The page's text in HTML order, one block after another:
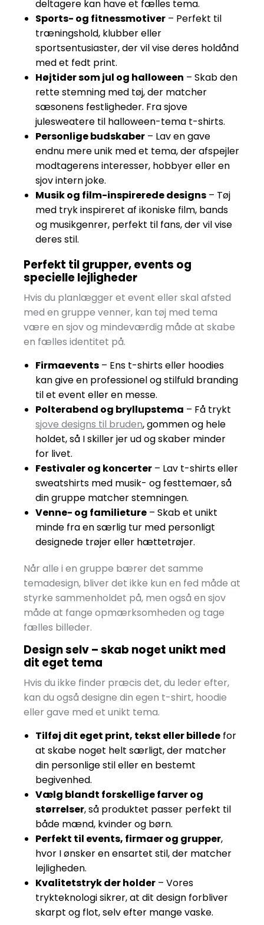
deltagere kan have et fælles tema.
Sports- og fitnessmotiver – Perfekt til
træningshold, klubber eller
sportsentusiaster, der vil vise deres holdånd
med et fedt print.
Højtider som jul og halloween – Skab den
rette stemning med tøj, der matcher
sæsonens festligheder. Fra sjove
julesweatere til halloween-tema t-shirts.
Personlige budskaber – Lav en gave
endnu mere unik med et tema, der afspejler
modtagerens interesser, hobbyer eller en
sjov intern joke.
Musik og film-inspirerede designs – Tøj
med tryk inspireret af ikoniske film, bands
og musikgenrer, perfekt til fans, der vil vise
deres stil.
Perfekt til grupper, events og
specielle lejligheder
Hvis du planlægger et event eller skal afsted
med en gruppe venner, kan tøj med tema
være en sjov og mindeværdig måde at skabe
en fælles identitet på.
Firmaevents – Ens t-shirts eller hoodies
kan give en professionel og stilfuld branding
til et event eller en messe.
Polterabend og bryllupstema – Få trykt
sjove designs til bruden, gommen og hele
holdet, så I skiller jer ud og skaber minder
for livet.
Festivaler og koncerter – Lav t-shirts eller
sweatshirts med musik- og festtemaer, så
din gruppe matcher stemningen.
Venne- og familieture – Skab et unikt
minde fra en særlig tur med personligt
designede trøjer eller hættetrøjer.
Når alle i en gruppe bærer det samme
temadesign, bliver det ikke kun en fed måde at
styrke sammenholdet på, men også en sjov
måde at fange opmærksomheden og tage
fælles billeder.
Design selv – skab noget unikt med
dit eget tema
Hvis du ikke finder præcis det, du leder efter,
kan du også designe din egen t-shirt, hoodie
eller gave med et unikt tema.
Tilføj dit eget print, tekst eller billede for
at skabe noget helt særligt, der matcher
din personlige stil eller en bestemt
begivenhed.
Vælg blandt forskellige farver og
størrelser, så produktet passer perfekt til
både mænd, kvinder og børn.
Perfekt til events, firmaer og grupper,
hvor I ønsker en ensartet stil, der matcher
lejligheden.
Kvalitetstryk der holder – Vores
trykteknologi sikrer, at dit design forbliver
skarpt og flot, selv efter mange vaske.